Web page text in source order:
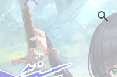
Skip to navigation